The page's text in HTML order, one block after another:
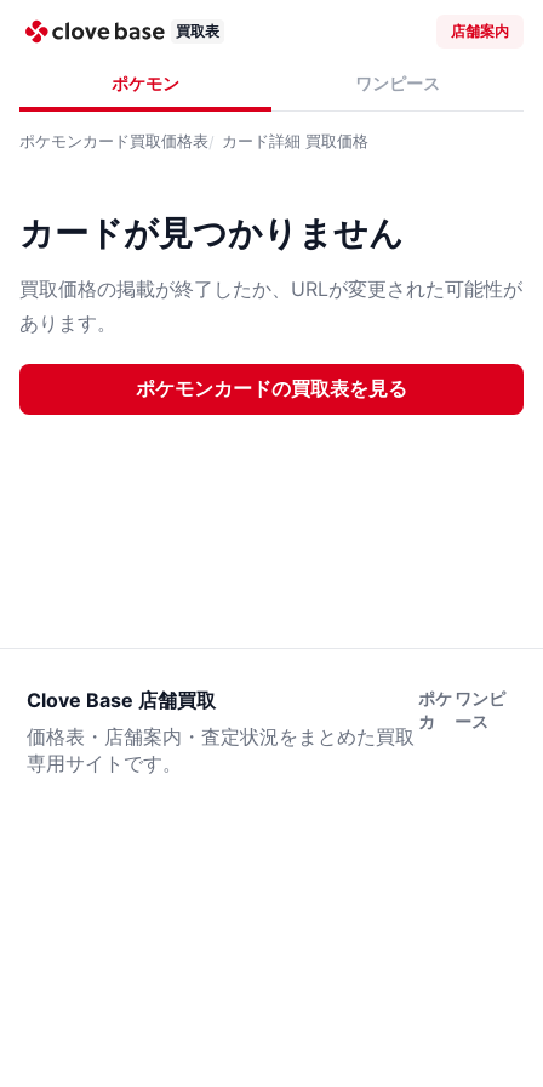
買取表 店舗案内
ポケモン ワンピース
ポケモンカード買取価格表 カード詳細 買取価格
カードが見つかりません
買取価格の掲載が終了したか、URLが変更された可能性が
あります。
ポケモンカードの買取表を見る
Clove Base 店舗買取
価格表・店舗案内・査定状況をまとめた買取
専用サイトです。
ポケ
カ
ワンピ
ース